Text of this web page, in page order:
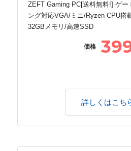
ZEFT Gaming PC[送料無料!] ゲー
ング対応VGA/ミニ/Ryzen CPU搭
32GBメモリ/高速SSD
価格
詳しくはこち